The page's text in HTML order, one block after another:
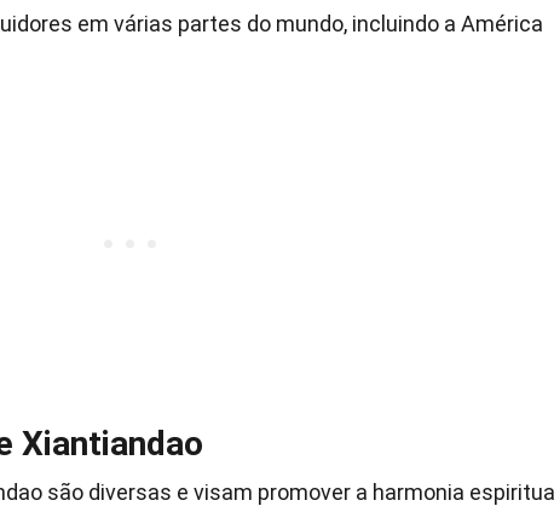
em várias partes do mundo, incluindo a América
Xiantiandao
são diversas e visam promover a harmonia espiritual